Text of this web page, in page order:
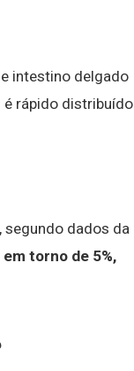
intestino delgado
é rápido distribuído
segundo dados da
torno de 5%,